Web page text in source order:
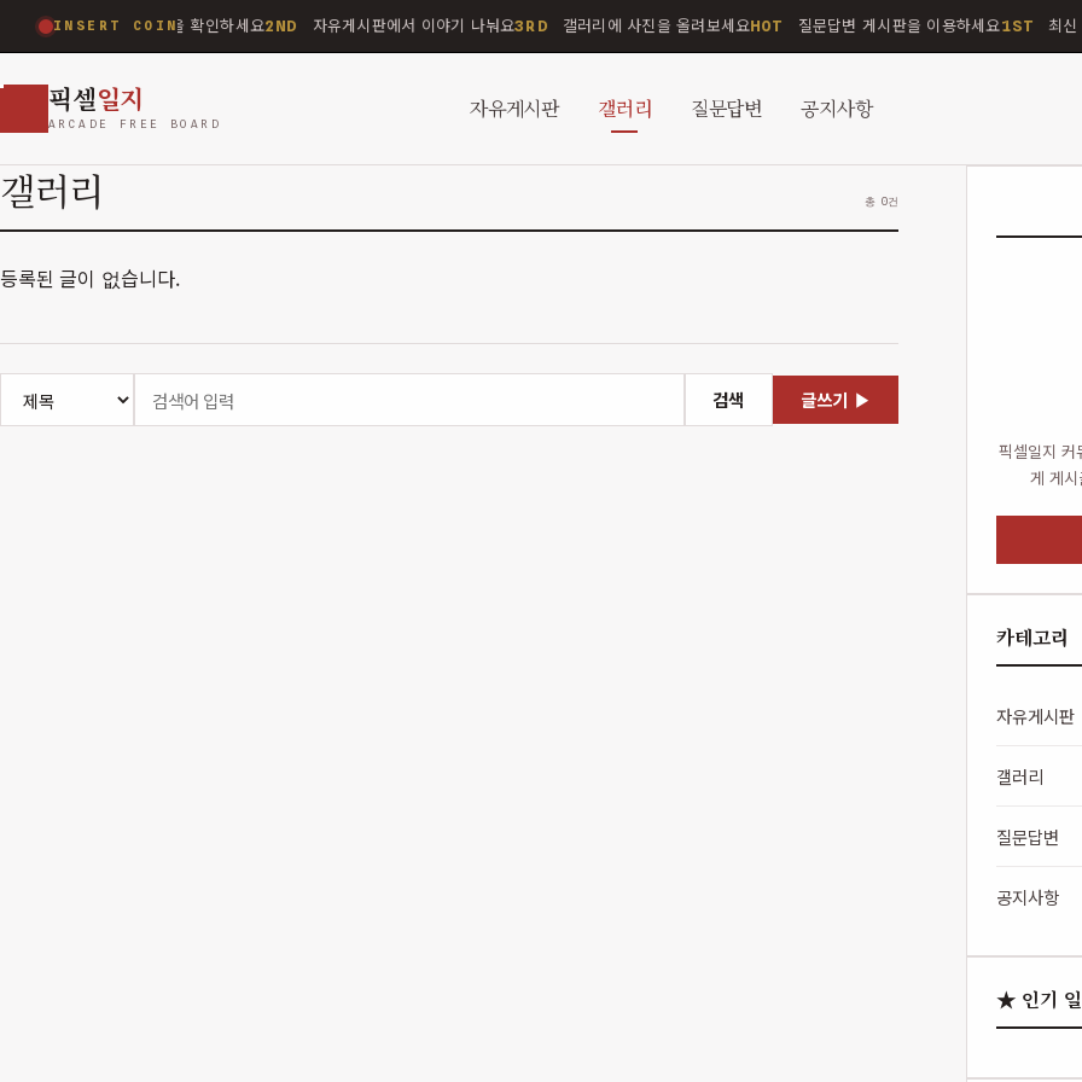
INSERT COIN
1ST 최신 공지사항을 확인하세요2ND 자유게시판에서 이야기 나눠요3RD 갤러리에 사진을 올려보세요HOT 질문답변 게시판을 이용하세요1ST 최신
픽셀일지
ARCADE FREE BOARD
자유게시판 갤러리 질문답변 공지사항
갤러리 총 0건
등록된 글이 없습니다.
검색 글쓰기 ▶
픽셀일지
게 게
카테고리
자유게시판
갤러리
질문답변
공지사항
★ 인기